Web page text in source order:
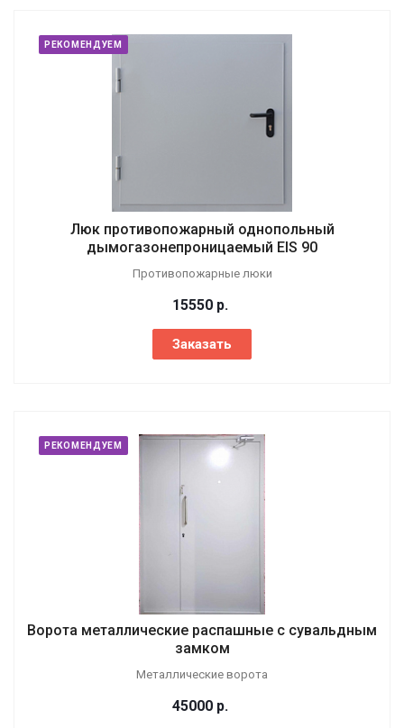
РЕКОМЕНДУЕМ
Люк противопожарный однопольный
дымогазонепроницаемый EIS 90
Противопожарные люки
15550 р.
Заказать
РЕКОМЕНДУЕМ
Ворота металлические распашные с сувальдным
замком
Металлические ворота
45000 р.